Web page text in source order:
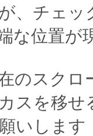
、チェ
な位置が
のスクロ
スを移
いします